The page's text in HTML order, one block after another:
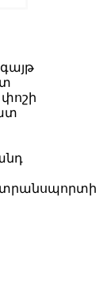
փոշի
տրանսպորտի